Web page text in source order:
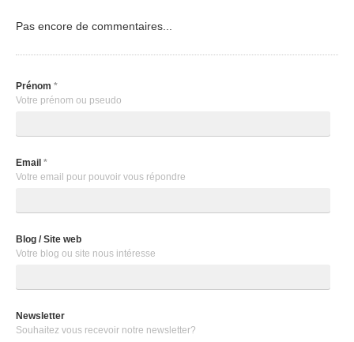
Pas encore de commentaires...
Prénom *
Votre prénom ou pseudo
Email *
Votre email pour pouvoir vous répondre
Blog / Site web
Votre blog ou site nous intéresse
Newsletter
Souhaitez vous recevoir notre newsletter?